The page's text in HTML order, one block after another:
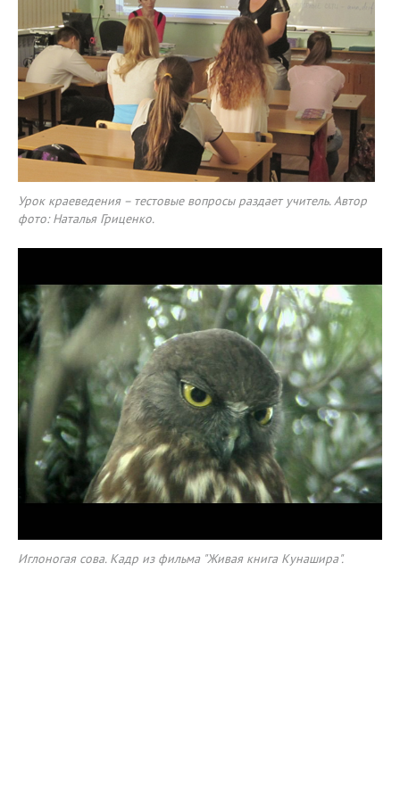
Урок краеведения – тестовые вопросы раздает учитель. Автор
фото: Наталья Гриценко.
Иглоногая сова. Кадр из фильма "Живая книга Кунашира".